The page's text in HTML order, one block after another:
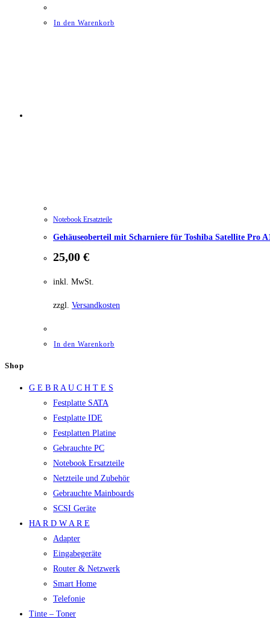
In den Warenkorb
Notebook Ersatzteile
Gehäuseoberteil mit Scharniere für Toshiba Satellite Pro
25,00 €
inkl. MwSt.
zzgl. Versandkosten
In den Warenkorb
Shop
G E B R A U C H T E S
Festplatte SATA
Festplatte IDE
Festplatten Platine
Gebrauchte PC
Notebook Ersatzteile
Netzteile und Zubehör
Gebrauchte Mainboards
SCSI Geräte
HA R D W A R E
Adapter
Eingabegeräte
Router & Netzwerk
Smart Home
Telefonie
Tinte – Toner